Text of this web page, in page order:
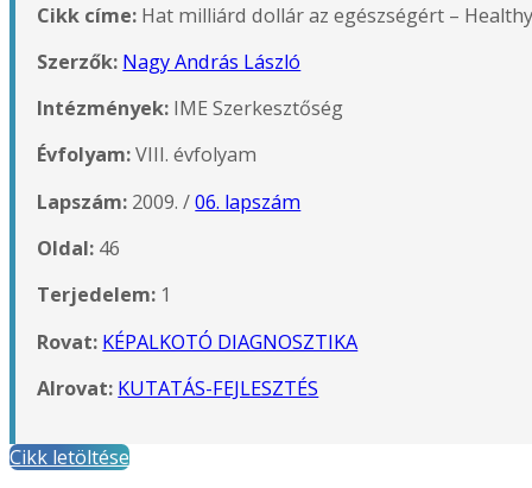
Cikk címe: Hat milliárd dollár az egészségért –
Szerzők: Nagy András László
Intézmények: IME Szerkesztőség
Évfolyam:VIII. évfolyam
Lapszám: 2009. /06. lapszám
Oldal: 46
Terjedelem: 1
Rovat: KÉPALKOTÓ DIAGNOSZTIKA
Alrovat: KUTATÁS-FEJLESZTÉS
Cikk letöltése